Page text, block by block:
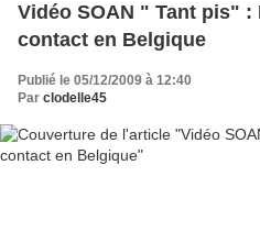
Vidéo SOAN " Tant pis"
contact en Belgique
Publié le 05/12/2009 à 12:40
Par clodelle45